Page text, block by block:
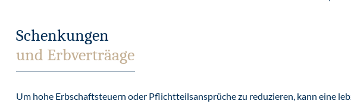
Schenkungen
und Erbverträage
Um hohe Erbschaftsteuern oder Pflichtteilsansprüche zu reduzieren, kann eine